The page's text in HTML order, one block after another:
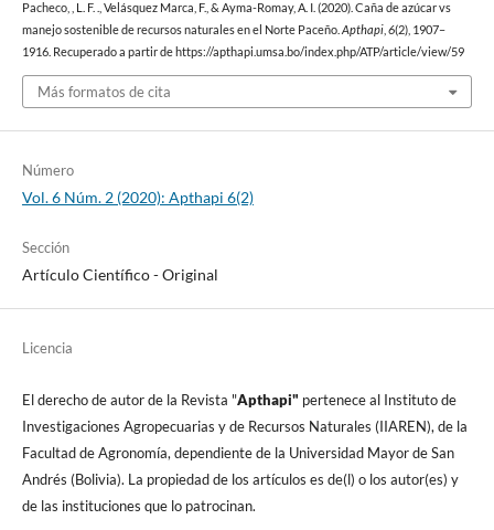
Pacheco, , L. F. ., Velásquez Marca, F., & Ayma-Romay, A. I. (2020). Caña de azúcar vs
manejo sostenible de recursos naturales en el Norte Paceño. Apthapi 6(2), 1907–
1916. Recuperado a partir de https://apthapi.umsa.bo/index.php/ATP/article/view/59
Más formatos de cita
Número
Vol. 6 Núm. 2 (2020): Apthapi 6(2)
Sección
Artículo Cientí­fico - Original
Licencia
El derecho de autor de la Revista "Apthapi" pertenece al Instituto de
Investigaciones Agropecuarias y de Recursos Naturales (IIAREN), de la
Facultad de Agronomí­a, dependiente de la Universidad Mayor de San
Andrés (Bolivia). La propiedad de los artí­culos es de(l) o los autor(es) y
de las instituciones que lo patrocinan.